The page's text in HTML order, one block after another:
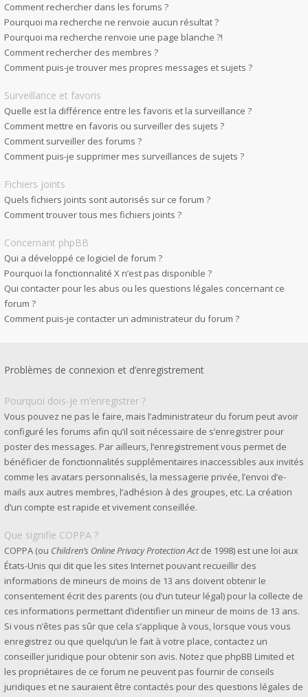
Comment rechercher dans les forums ?
Pourquoi ma recherche ne renvoie aucun résultat ?
Pourquoi ma recherche renvoie une page blanche ?!
Comment rechercher des membres ?
Comment puis-je trouver mes propres messages et sujets ?
Surveillance et favoris
Quelle est la différence entre les favoris et la surveillance ?
Comment mettre en favoris ou surveiller des sujets ?
Comment surveiller des forums ?
Comment puis-je supprimer mes surveillances de sujets ?
Fichiers joints
Quels fichiers joints sont autorisés sur ce forum ?
Comment trouver tous mes fichiers joints ?
Concernant phpBB
Qui a développé ce logiciel de forum ?
Pourquoi la fonctionnalité X n’est pas disponible ?
Qui contacter pour les abus ou les questions légales concernant ce
forum ?
Comment puis-je contacter un administrateur du forum ?
Problèmes de connexion et d’enregistrement
Pourquoi dois-je m’enregistrer ?
Vous pouvez ne pas le faire, mais l’administrateur du forum peut avoir
configuré les forums afin qu’il soit nécessaire de s’enregistrer pour
poster des messages. Par ailleurs, l’enregistrement vous permet de
bénéficier de fonctionnalités supplémentaires inaccessibles aux invités
comme les avatars personnalisés, la messagerie privée, l’envoi d’e-
mails aux autres membres, l’adhésion à des groupes, etc. La création
d’un compte est rapide et vivement conseillée.
Que signifie COPPA ?
COPPA (ou Children’s Online Privacy Protection Actde 1998) est une loi aux
États-Unis qui dit que les sites Internet pouvant recueillir des
informations de mineurs de moins de 13 ans doivent obtenir le
consentement écrit des parents (ou d’un tuteur légal) pour la collecte de
ces informations permettant d’identifier un mineur de moins de 13 ans.
Si vous n’êtes pas sûr que cela s’applique à vous, lorsque vous vous
enregistrez ou que quelqu’un le fait à votre place, contactez un
conseiller juridique pour obtenir son avis. Notez que phpBB Limited et
les propriétaires de ce forum ne peuvent pas fournir de conseils
juridiques et ne sauraient être contactés pour des questions légales de